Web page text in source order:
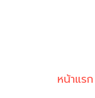
หน้าแรก